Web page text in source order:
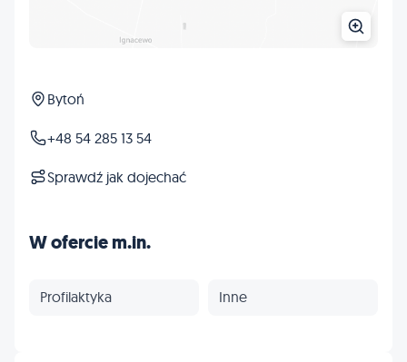
Bytoń
+48 54 285 13 54
Sprawdź jak dojechać
W ofercie m.in.
Profilaktyka Inne